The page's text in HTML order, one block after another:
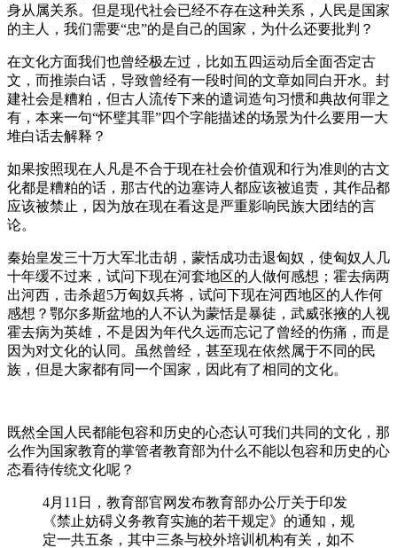
身从属关系。但是现代社会已经不存在这种关系，人民是国家
的主人，我们需要“忠”的是自己的国家，为什么还要批判？
在文化方面我们也曾经极左过，比如五四运动后全面否定古
文，而推崇白话，导致曾经有一段时间的文章如同白开水。封
建社会是糟粕，但古人流传下来的遣词造句习惯和典故何罪之
有，本来一句“怀璧其罪”四个字能描述的场景为什么要用一大
堆白话去解释？
如果按照现在人凡是不合于现在社会价值观和行为准则的古文
化都是糟粕的话，那古代的边塞诗人都应该被追责，其作品都
应该被禁止，因为放在现在看这是严重影响民族大团结的言
论。
秦始皇发三十万大军北击胡，蒙恬成功击退匈奴，使匈奴人几
十年缓不过来，试问下现在河套地区的人做何感想；霍去病两
出河西，击杀超5万匈奴兵将，试问下现在河西地区的人作何
感想？鄂尔多斯盆地的人不认为蒙恬是暴徒，武威张掖的人视
霍去病为英雄，不是因为年代久远而忘记了曾经的伤痛，而是
因为对文化的认同。虽然曾经，甚至现在依然属于不同的民
族，但是大家都有同一个国家，因此有了相同的文化。
既然全国人民都能包容和历史的心态认可我们共同的文化，那
么作为国家教育的掌管者教育部为什么不能以包容和历史的心
态看待传统文化呢？
4月11日，教育部官网发布教育部办公厅关于印发
《禁止妨碍义务教育实施的若干规定》的通知，规
定一共五条，其中三条与校外培训机构有关，如不